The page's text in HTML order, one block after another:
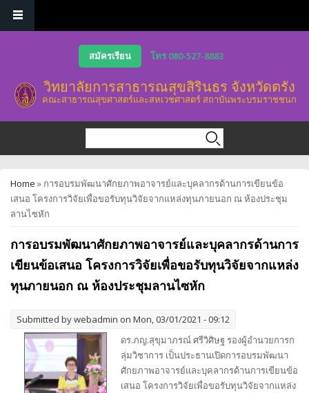
สมัครเรียน
โทร 080-527-8883
วิทยาลัยการสาธารณสุขสิรินธร จังหวัดตรัง
คณะสาธารณสุขศาสตร์และสหเวชศาสตร์ สถาบันพระบรมราชชนก
You are here
Home » การอบรมพัฒนาศักยภาพอาจารย์และบุคลากรด้านการเขียนข้อ
เสนอ โครงการวิจัยเพื่อขอรับทุนวิจัยจากแหล่งทุนภายนอก ณ ห้องประชุม
ลานไซหัก
การอบรมพัฒนาศักยภาพอาจารย์และบุคลากรด้านการ
เขียนข้อเสนอ โครงการวิจัยเพื่อขอรับทุนวิจัยจากแหล่ง
ทุนภายนอก ณ ห้องประชุมลานไซหัก
Submitted bywebadmin on Mon, 03/01/2021 - 09:12
ดร.ภญ.สุขุมาภรณ์ ศรีวิศิษฐ รองผู้อำนวยการก
ลุ่มวิชาการ เป็นประธานเปิดการอบรมพัฒนา
ศักยภาพอาจารย์และบุคลากรด้านการเขียนข้อ
เสนอ โครงการวิจัยเพื่อขอรับทุนวิจัยจากแหล่ง